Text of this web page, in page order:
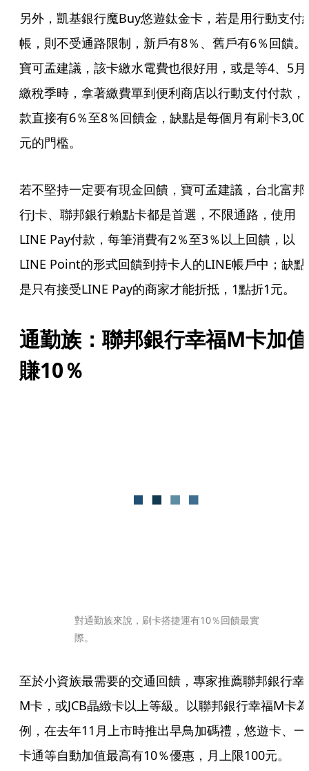
另外，凱基銀行魔Buy悠遊鈦金卡，若是用行動支付
帳，則不受通路限制，新戶有8％、舊戶有6％回饋。
寶可孟建議，該卡繳水電費也很好用，或是等4、5月
繳稅季時，拿著繳費單到便利商店以行動支付付款，
款直接有6％至8％回饋金，缺點是每個月有刷卡
元的門檻。
若不堅持一定要有現金回饋，寶可孟建議，台北富邦
行J卡、聯邦銀行賴點卡都是首選，不限通路，使用
LINE Pay付款，每筆消費有2％至3％以上回饋，以
LINE Point的形式回饋到持卡人的LINE帳戶中；缺點
是只有接受LINE Pay的商家才能折抵，1點折1元。
通勤族：聯邦銀行幸福M卡加值
賺10％
對通勤族來說，刷卡搭捷運有10％回饋最實
際。
至於小資族最需要的交通回饋，專家推薦聯邦銀行幸
M卡，或JCB晶緻卡以上等級。以聯邦銀行幸福M卡為
例，在去年11月上市時推出早鳥加碼禮，悠遊卡、一
卡通等自動加值最高有10％優惠，月上限100元。